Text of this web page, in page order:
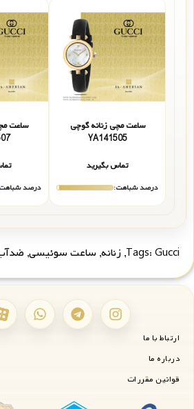
ساعت مچی زنانه گوچی
YA141505
تماس بگیرید
درصد شباهت:
ساعت
درصد
Tags: Gucci
, زنانه, ساعت سوئیسی,
ارتباط با ما
درباره ما
قوانین مقررات